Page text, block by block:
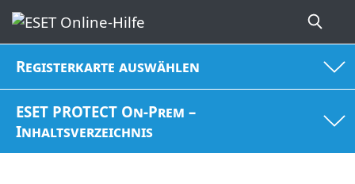
Registerkarte auswählen
ESET PROTECT On-Prem –
Inhaltsverzeichnis